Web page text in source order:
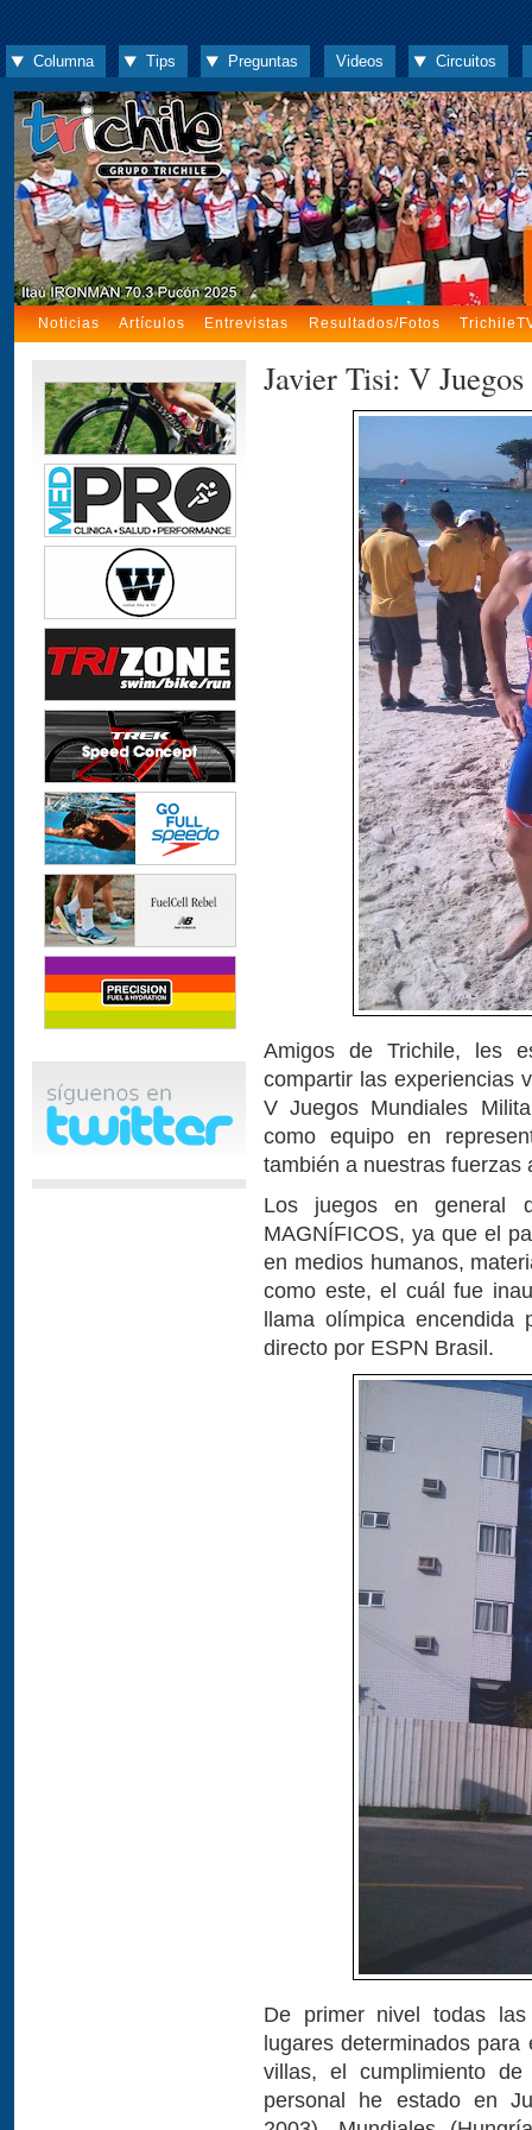
Columna Tips Preguntas Videos Circuitos
Noticias Artículos Entrevistas Resultados/Fotos
Javier Tisi: V
Amigos de Trichile, les
compartir las experiencias
V Juegos Mundiales
como equipo en
también a nuestras fuerzas
Los juegos en general
MAGNÍFICOS, ya que el
en medios humanos,
como este, el cuál fue
llama olímpica
directo por ESPN Brasil.
De primer nivel todas
lugares determinados
villas, el cumplimiento
personal he estado en